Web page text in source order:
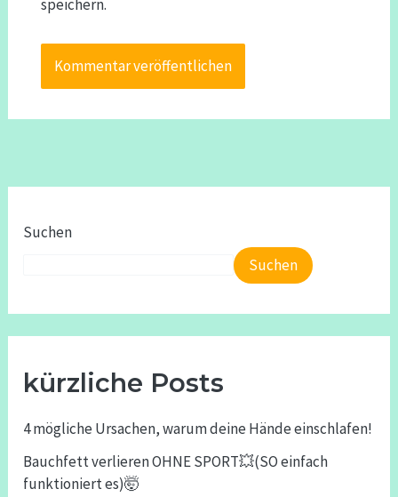
speichern.
Suchen
Suchen
kürzliche Posts
4 mögliche Ursachen, warum deine Hände einschlafen!
Bauchfett verlieren OHNE SPORT💥(SO einfach
funktioniert es)🤯